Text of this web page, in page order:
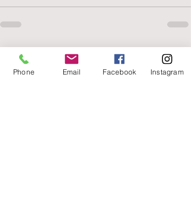
Aktuelle Beiträge Alle ansehen
Phone Email Facebook Instagram